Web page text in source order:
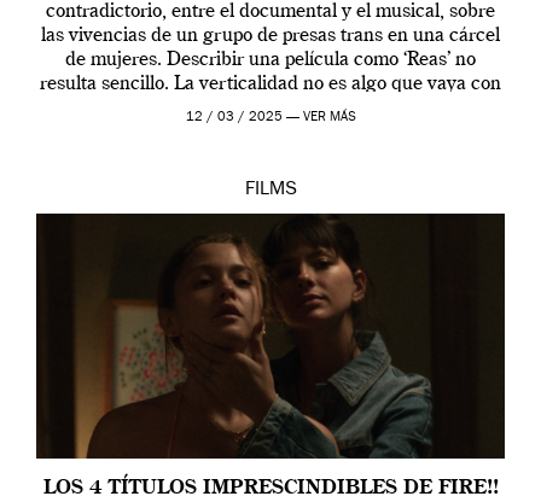
contradictorio, entre el documental y el musical, sobre
las vivencias de un grupo de presas trans en una cárcel
de mujeres. Describir una película como ‘Reas’ no
resulta sencillo. La verticalidad no es algo que vaya con
la artista, […]
12 / 03 / 2025 — VER MÁS
FILMS
LOS 4 TÍTULOS IMPRESCINDIBLES DE FIRE!!